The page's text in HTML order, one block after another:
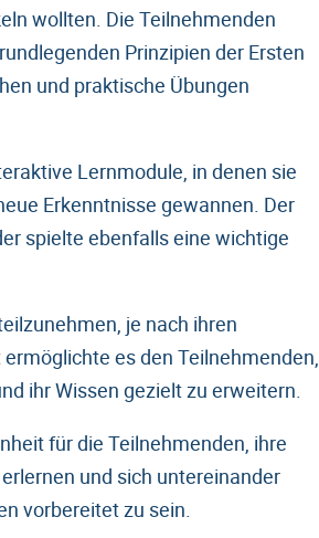
wollten. Die Teilnehmenden
Prinzipien der Ersten
und praktische Übungen
Lernmodule, in denen sie
Erkenntnisse gewannen. Der
spielte ebenfalls eine wichtige
je nach ihren
es den Teilnehmenden,
ihr Wissen gezielt zu erweitern.
für die Teilnehmenden, ihre
und sich untereinander
vorbereitet zu sein.